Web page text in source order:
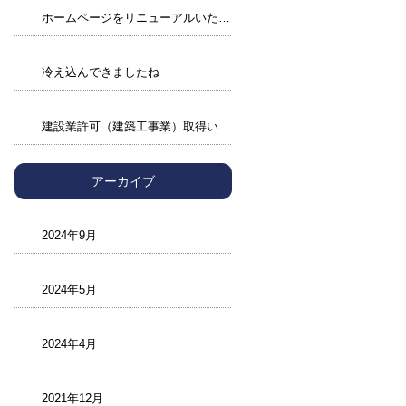
冷え込んできましたね
アーカイブ
2024年9月
2024年5月
2024年4月
2021年12月